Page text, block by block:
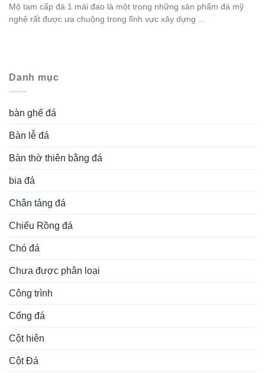
Mộ tam cấp đá 1 mái đao là một trong những sản phẩm đá mỹ
nghệ rất được ưa chuộng trong lĩnh vực xây dựng ...
Danh mục
bàn ghế đá
Bàn lễ đá
Bàn thờ thiên bằng đá
bia đá
Chân tảng đá
Chiếu Rồng đá
Chó đá
Chưa được phân loại
Công trình
Cổng đá
Cột hiên
Cột Đá